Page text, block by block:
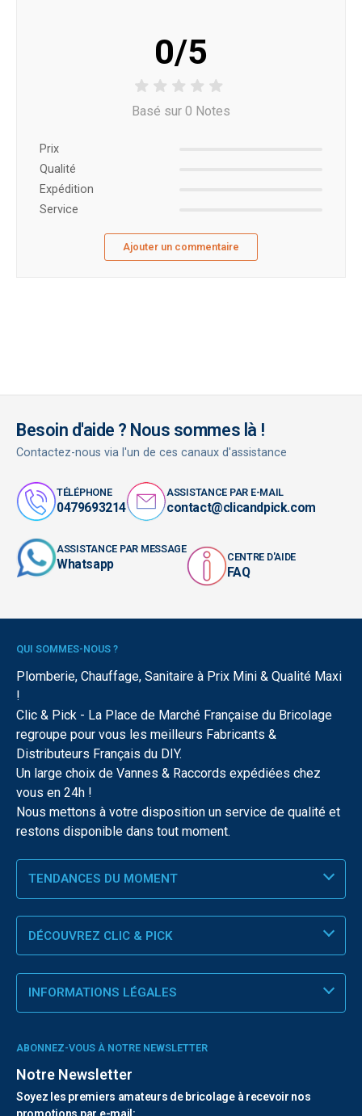
0/5
Basé sur 0 Notes
Prix ​​
Qualité
Expédition
Service
Ajouter un commentaire
Besoin d'aide ? Nous sommes là !
Contactez-nous via l'un de ces canaux d'assistance
TÉLÉPHONE
0479693214
ASSISTANCE PAR E-MAIL
contact@clicandpick.com
ASSISTANCE PAR MESSAGE
Whatsapp CENTRE D'AIDE
FAQ
QUI SOMMES-NOUS ?
Plomberie, Chauffage, Sanitaire à Prix Mini & Qualité Maxi
!
Clic & Pick - La Place de Marché Française du Bricolage
regroupe pour vous les meilleurs Fabricants &
Distributeurs Français du DIY.
Un large choix de Vannes & Raccords expédiées chez
vous en 24h !
Nous mettons à votre disposition un service de qualité et
restons disponible dans tout moment.
TENDANCES DU MOMENT
DÉCOUVREZ CLIC & PICK
INFORMATIONS LÉGALES
ABONNEZ-VOUS À NOTRE NEWSLETTER
Notre Newsletter
Soyez les premiers amateurs de bricolage à recevoir nos
promotions par e-mail: